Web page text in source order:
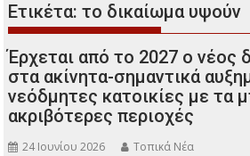
Ετικέτα:το δικαίωμα υψούν
Έρχεται από το 2027 ο νέος
στα ακίνητα-σημαντικά
νεόδμητες κατοικίες με τα
ακριβότερες περιοχές
24 Ιουνίου 2026 Τοπικά Νέα